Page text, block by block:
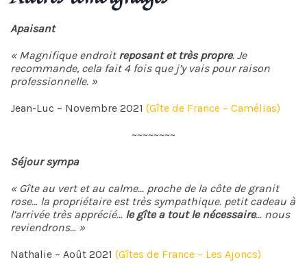
Apaisant
« Magnifique endroit reposant et très propre. Je
recommande, cela fait 4 fois que j’y vais pour raison
professionnelle. »
Jean-Luc – Novembre 2021 (Gîte de France – Camélias)
~~~~~~~~
Séjour sympa
« Gîte au vert et au calme… proche de la côte de granit
rose… la propriétaire est très sympathique. petit cadeau à
l’arrivée très apprécié… le gîte a tout le nécessaire… nous
reviendrons… »
Nathalie – Août 2021 (Gîtes de France – Les Ajoncs)